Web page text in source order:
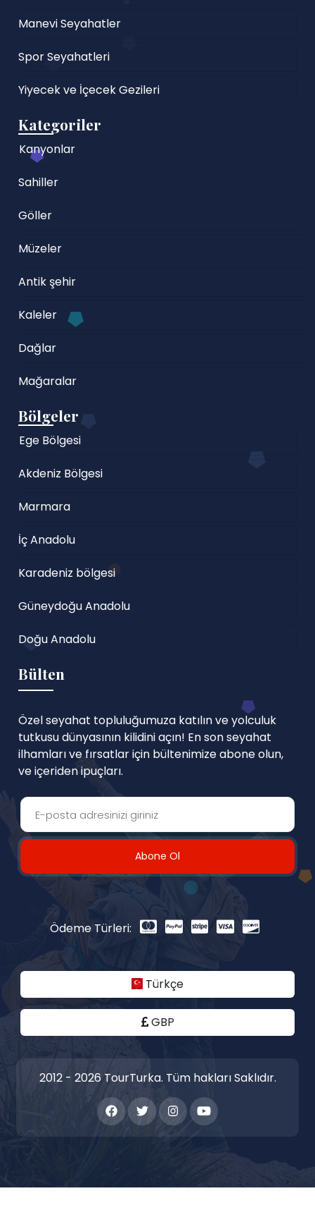
Manevi Seyahatler
Spor Seyahatleri
Yiyecek ve İçecek Gezileri
Kategoriler
Kanyonlar
Sahiller
Göller
Müzeler
Antik şehir
Kaleler
Dağlar
Mağaralar
Bölgeler
Ege Bölgesi
Akdeniz Bölgesi
Marmara
İç Anadolu
Karadeniz bölgesi
Güneydoğu Anadolu
Doğu Anadolu
Bülten
Özel seyahat topluluğumuza katılın ve yolculuk
tutkusu dünyasının kilidini açın! En son seyahat
ilhamları ve fırsatlar için bültenimize abone olun,
ve içeriden ipuçları.
Abone Ol
Ödeme Türleri:
Türkçe
GBP
2012 - 2026 TourTurka. Tüm hakları Saklıdır.